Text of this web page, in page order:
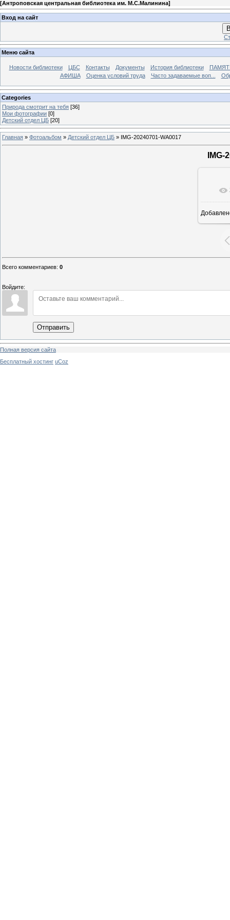
[Антроповская центральная библиотека им. М.С.Малинина]
Вход на сайт
Меню сайта
Новости библиотеки ЦБС Контакты Документы История библиотеки
АФИША
Оценка условий труда Часто задаваемые воп...
Categories
Природа смотрит на тебя [36]
Мои фотографии [0]
Детский отдел ЦБ [20]
Главная » Фотоальбом » Детский отдел ЦБ » IMG-20240701-WA0017
Всего комментариев: 0
Войдите:
Отправить
Полная версия сайта
Бесплатный хостинг uCoz